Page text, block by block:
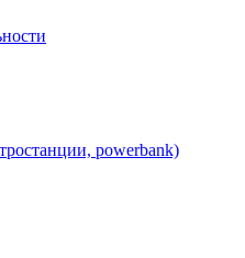
powerbank)